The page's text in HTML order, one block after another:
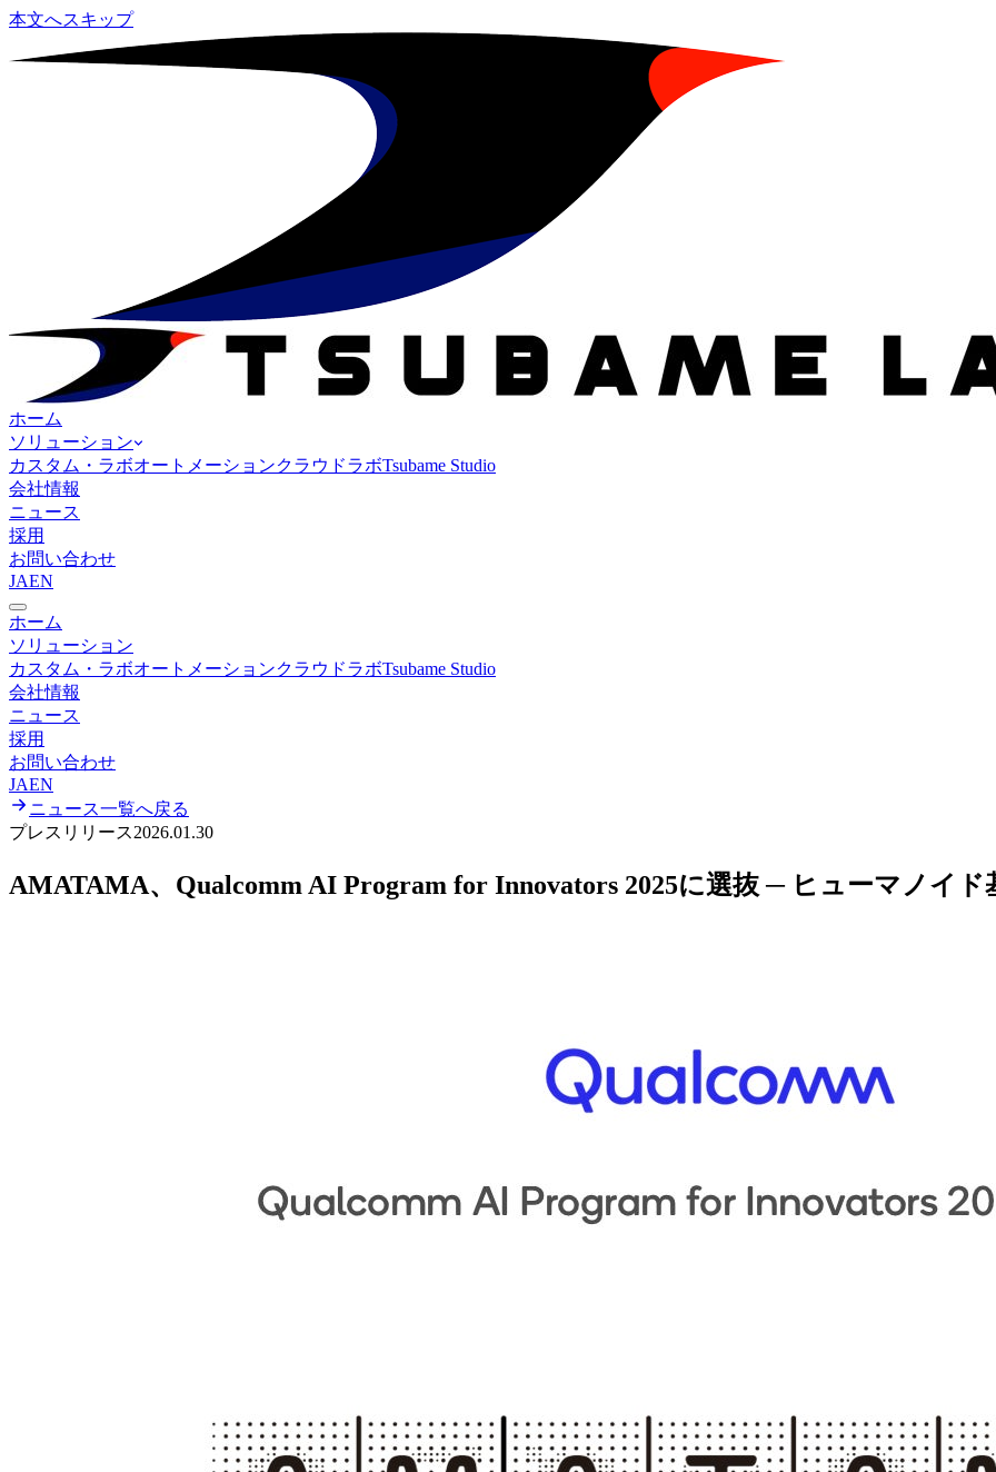
本文へスキップ
ホーム
ソリューション
カスタム・ラボオートメーションクラウドラボTsubame Studio
会社情報
ニュース
採用
お問い合わせ
JAEN
ホーム
ソリューション
カスタム・ラボオートメーションクラウドラボTsubame Studio
会社情報
ニュース
採用
お問い合わせ
JAEN
ニュース一覧へ戻る
プレスリリース2026.01.30
AMATAMA、Qualcomm AI Program for Innovators 2025に選抜 ─ ヒューマノイ